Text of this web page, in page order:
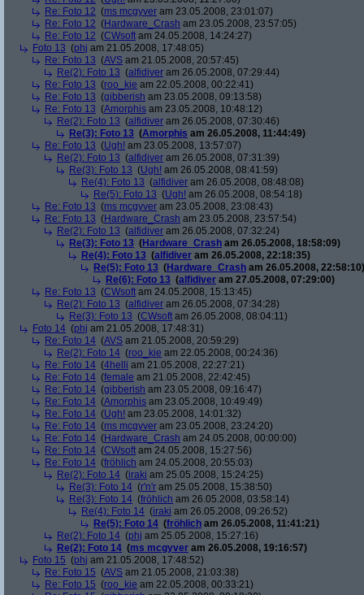
Re: Foto 12 (ms mcgyver am 23.05.2008, 23:01:07)
Re: Foto 12 (Hardware_Crash am 23.05.2008, 23:57:05)
Re: Foto 12 (CWsoft am 24.05.2008, 14:24:27)
Foto 13 (phj am 21.05.2008, 17:48:05)
Re: Foto 13 (AVS am 21.05.2008, 20:57:45)
Re(2): Foto 13 (alfidiver am 26.05.2008, 07:29:44)
Re: Foto 13 (roo_kie am 22.05.2008, 00:22:41)
Re: Foto 13 (gibberish am 23.05.2008, 09:13:58)
Re: Foto 13 (Amorphis am 23.05.2008, 10:48:12)
Re(2): Foto 13 (alfidiver am 26.05.2008, 07:30:46)
Re(3): Foto 13 (Amorphis am 26.05.2008, 11:44:49)
Re: Foto 13 (Ugh! am 23.05.2008, 13:57:07)
Re(2): Foto 13 (alfidiver am 26.05.2008, 07:31:39)
Re(3): Foto 13 (Ugh! am 26.05.2008, 08:41:59)
Re(4): Foto 13 (alfidiver am 26.05.2008, 08:48:08)
Re(5): Foto 13 (Ugh! am 26.05.2008, 08:54:18)
Re: Foto 13 (ms mcgyver am 23.05.2008, 23:08:43)
Re: Foto 13 (Hardware_Crash am 23.05.2008, 23:57:54)
Re(2): Foto 13 (alfidiver am 26.05.2008, 07:32:24)
Re(3): Foto 13 (Hardware_Crash am 26.05.2008, 18:58:09)
Re(4): Foto 13 (alfidiver am 26.05.2008, 22:18:35)
Re(5): Foto 13 (Hardware_Crash am 26.05.2008, 22:58:10)
Re(6): Foto 13 (alfidiver am 27.05.2008, 07:29:00)
Re: Foto 13 (CWsoft am 24.05.2008, 15:13:45)
Re(2): Foto 13 (alfidiver am 26.05.2008, 07:34:28)
Re(3): Foto 13 (CWsoft am 26.05.2008, 08:04:11)
Foto 14 (phj am 21.05.2008, 17:48:31)
Re: Foto 14 (AVS am 21.05.2008, 20:59:29)
Re(2): Foto 14 (roo_kie am 22.05.2008, 00:24:36)
Re: Foto 14 (4helli am 21.05.2008, 22:27:21)
Re: Foto 14 (female am 21.05.2008, 22:42:45)
Re: Foto 14 (gibberish am 23.05.2008, 09:16:47)
Re: Foto 14 (Amorphis am 23.05.2008, 10:49:49)
Re: Foto 14 (Ugh! am 23.05.2008, 14:01:32)
Re: Foto 14 (ms mcgyver am 23.05.2008, 23:24:20)
Re: Foto 14 (Hardware_Crash am 24.05.2008, 00:00:00)
Re: Foto 14 (CWsoft am 24.05.2008, 15:27:56)
Re: Foto 14 (fröhlich am 24.05.2008, 20:55:03)
Re(2): Foto 14 (iraki am 25.05.2008, 15:24:25)
Re(3): Foto 14 (r'n'r am 25.05.2008, 15:38:50)
Re(3): Foto 14 (fröhlich am 26.05.2008, 03:58:14)
Re(4): Foto 14 (iraki am 26.05.2008, 09:26:52)
Re(5): Foto 14 (fröhlich am 26.05.2008, 11:41:21)
Re(2): Foto 14 (phj am 25.05.2008, 15:27:16)
Re(2): Foto 14 (ms mcgyver am 26.05.2008, 19:16:57)
Foto 15 (phj am 21.05.2008, 17:48:52)
Re: Foto 15 (AVS am 21.05.2008, 21:03:38)
Re: Foto 15 (roo_kie am 22.05.2008, 00:33:21)